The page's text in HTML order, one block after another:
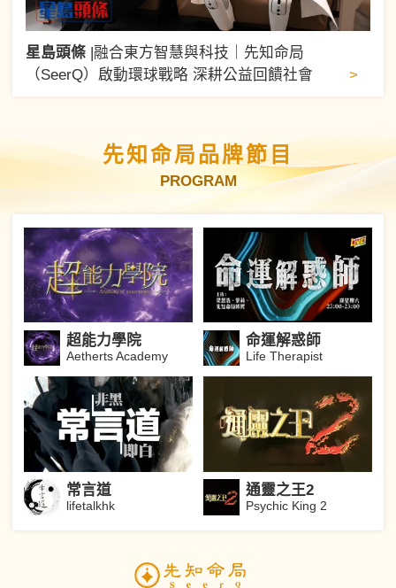
星島頭條|融合東方智慧與科技｜先知命局
（SeerQ）啟動環球戰略 深耕公益回饋社會
>
先知命局品牌節目
PROGRAM
超能力學院
Aetherts Academy
命運解惑師
Life Therapist
常言道
lifetalkhk
通靈之王2
Psychic King 2